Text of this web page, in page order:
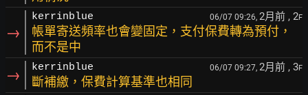
→
kerrinblue 06/07 09:26, 2月前 , 2F
帳單寄送頻率也會變固定，支付保費轉為預付，
而不是中
→ kerrinblue 06/07 09:27, 2月前 , 3F
斷補繳，保費計算基準也相同